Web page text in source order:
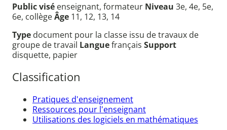
Public visé enseignant, formateur Niveau 3e, 4e, 5e,
6e, collègeÂge 11, 12, 13, 14
Type document pour la classe issu de travaux de
groupe de travail Languefrançais Support
disquette, papier
Classification
Pratiques d'enseignement
Ressources pour l'enseignant
Utilisations des logiciels en mathématiques